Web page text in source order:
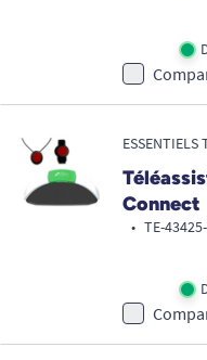
ESSENTIELS
Connect
• TE-